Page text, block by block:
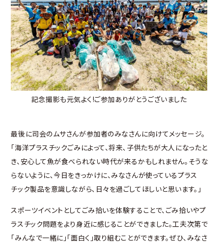
記念撮影も元気よく!ご参加ありがとうございました
最後に司会のムサさんが参加者のみなさんに向けてメッセージ。
「海洋プラスチックごみによって、将来､子供たちが大人になったと
き、安心して魚が食べられない時代が来るかもしれません。そうな
らないように､今日をきっかけに、みなさんが使っているプラス
チック製品を意識しながら､日々を過ごしてほしいと思います。」
スポーツイベントとしてごみ拾いを体験することで、ごみ拾いやプ
ラスチック問題をより身近に感じることができました。工夫次第で
「みんなで一緒に」「面白く」取り組むことができます。ぜひ、みなさ